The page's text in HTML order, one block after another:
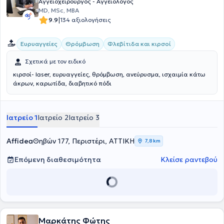
MD, MSc, MBA
9.9|134 αξιολογήσεις
Ευρυαγγείες Θρόμβωση Φλεβίτιδα και κιρσοί
Σχετικά με τον ειδικό
κιρσοί- laser, ευρυαγγείες, θρόμβωση, ανεύρυσμα, ισχαιμία κάτω
άκρων, καρωτίδα, διαβητικό πόδι
Ιατρείο 1Ιατρείο 2Ιατρείο 3
AffideaΘηβών 177, Περιστέρι, ΑΤΤΙΚΗ 7,8 km
Επόμενη διαθεσιμότητα Κλείσε ραντεβού
Μαρκάτης Φώτης